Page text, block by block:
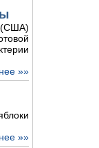
(США)
»»
»»